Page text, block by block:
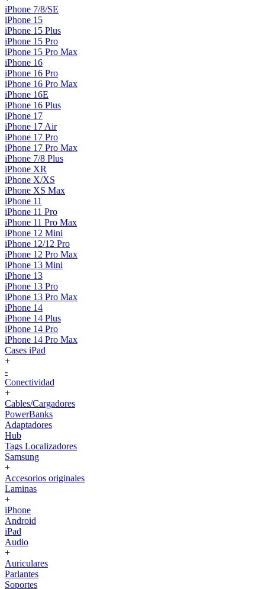
iPhone 7/8/SE
iPhone 15
iPhone 15 Plus
iPhone 15 Pro
iPhone 15 Pro Max
iPhone 16
iPhone 16 Pro
iPhone 16 Pro Max
iPhone 16E
iPhone 16 Plus
iPhone 17
iPhone 17 Air
iPhone 17 Pro
iPhone 17 Pro Max
iPhone 7/8 Plus
iPhone XR
iPhone X/XS
iPhone XS Max
iPhone 11
iPhone 11 Pro
iPhone 11 Pro Max
iPhone 12 Mini
iPhone 12/12 Pro
iPhone 12 Pro Max
iPhone 13 Mini
iPhone 13
iPhone 13 Pro
iPhone 13 Pro Max
iPhone 14
iPhone 14 Plus
iPhone 14 Pro
iPhone 14 Pro Max
Cases iPad
+
-
Conectividad
+
Cables/Cargadores
PowerBanks
Adaptadores
Hub
Tags Localizadores
Samsung
+
Accesorios originales
Laminas
+
iPhone
Android
iPad
Audio
+
Auriculares
Parlantes
Soportes